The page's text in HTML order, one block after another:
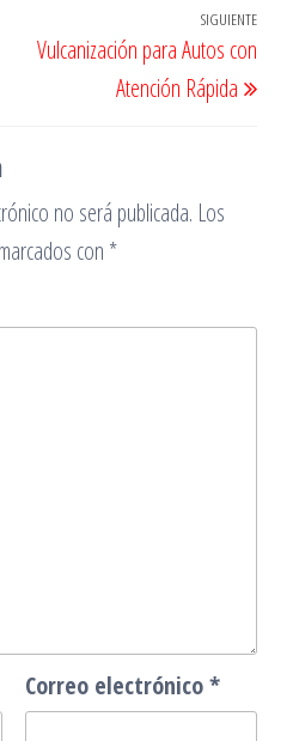
SIGUIENTE
Vulcanización para Autos con
Atención Rápida
no será publicada. Los
con *
Correo electrónico*